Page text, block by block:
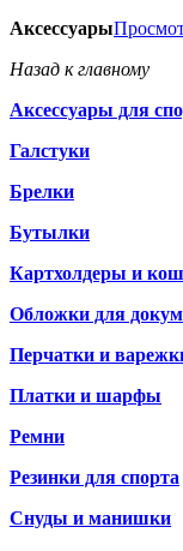
Аксессуары
Назад к главному
Аксессуары для
Галстуки
Брелки
Бутылки
Картхолдеры и
Обложки для
Перчатки и
Платки и шарфы
Ремни
Резинки для спорта
Снуды и манишки